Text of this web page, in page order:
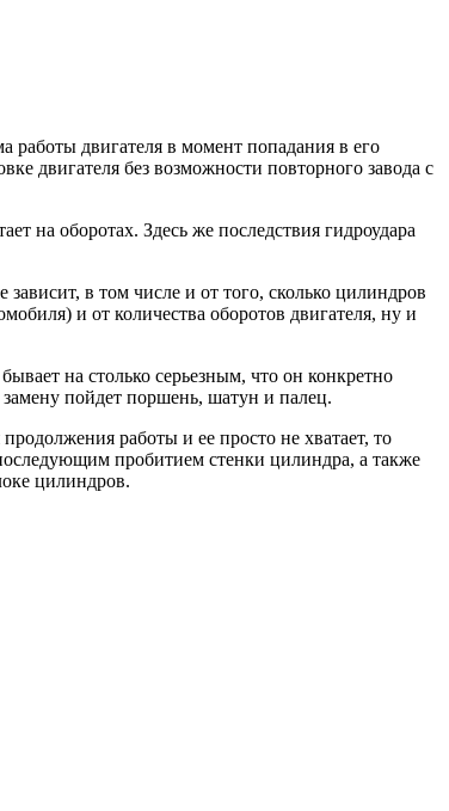
работы двигателя в момент попадания в его
двигателя без возможности повторного завода с
на оборотах. Здесь же последствия гидроудара
в том числе и от того, сколько цилиндров
и от количества оборотов двигателя, ну и
на столько серьезным, что он конкретно
пойдет поршень, шатун и палец.
работы и ее просто не хватает, то
пробитием стенки цилиндра, а также
цилиндров.